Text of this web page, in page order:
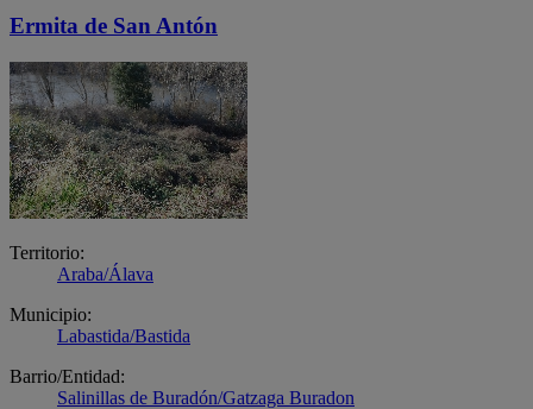
Ermita de San Antón
Territorio:
Araba/Álava
Municipio:
Labastida/Bastida
Barrio/Entidad:
Salinillas de Buradón/Gatzaga Buradon